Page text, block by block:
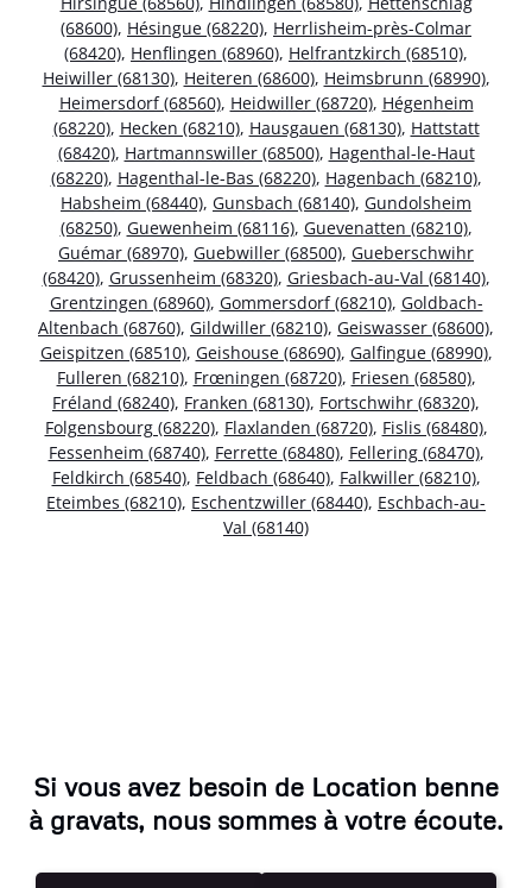
(68600), Hésingue (68220), Herrlisheim-près-Colmar
(68420), Henflingen (68960), Helfrantzkirch (68510),
Heiwiller (68130), Heiteren (68600), Heimsbrunn (68990),
Heimersdorf (68560), Heidwiller (68720), Hégenheim
(68220), Hecken (68210), Hausgauen (68130), Hattstatt
(68420), Hartmannswiller (68500), Hagenthal-le-Haut
(68220), Hagenthal-le-Bas (68220), Hagenbach (68210),
Habsheim (68440), Gunsbach (68140), Gundolsheim
(68250), Guewenheim (68116), Guevenatten (68210),
Guémar (68970), Guebwiller (68500), Gueberschwihr
(68420), Grussenheim (68320), Griesbach-au-Val (68140),
Grentzingen (68960), Gommersdorf (68210), Goldbach-
Altenbach (68760), Gildwiller (68210), Geiswasser (68600),
Geispitzen (68510), Geishouse (68690), Galfingue (68990),
Fulleren (68210), Frœningen (68720), Friesen (68580),
Fréland (68240), Franken (68130), Fortschwihr (68320),
Folgensbourg (68220), Flaxlanden (68720), Fislis (68480),
Fessenheim (68740), Ferrette (68480), Fellering (68470),
Feldkirch (68540), Feldbach (68640), Falkwiller (68210),
Eteimbes (68210), Eschentzwiller (68440), Eschbach-au-
Val (68140)
Si vous avez besoin de Location benne
à gravats, nous sommes à votre écoute.